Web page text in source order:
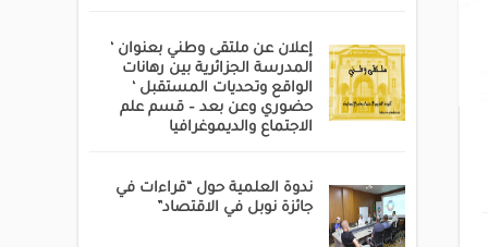
إعلان عن ملتقى وطني بعنوان ‘
المدرسة الجزائرية بين رهانات
الواقع وتحديات المستقبل ‘
حضوري وعن بعد – قسم علم
الاجتماع والديموغرافيا
ندوة العلمية حول “قراءات في
جائزة نوبل في الاقتصاد”